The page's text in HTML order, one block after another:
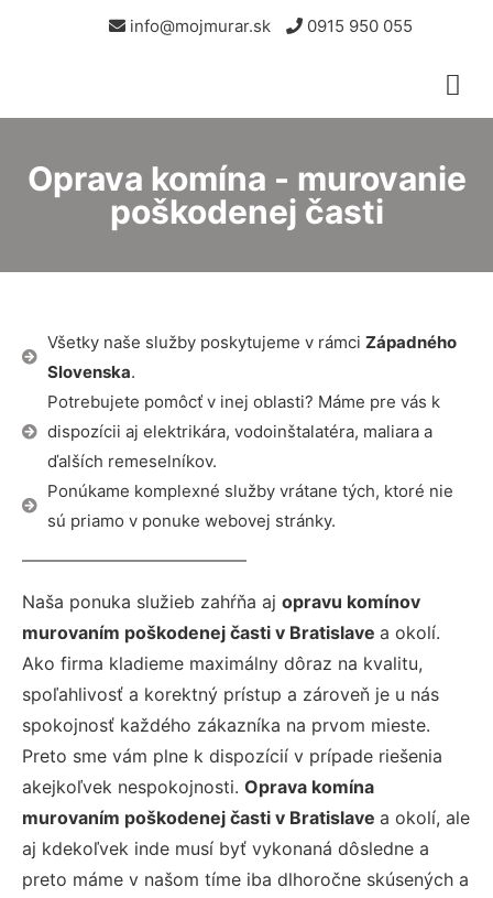
info@mojmurar.sk 0915 950 055
Oprava komína - murovanie
poškodenej časti
Všetky naše služby poskytujeme v rámci Západného
Slovenska.
Potrebujete pomôcť v inej oblasti? Máme pre vás k
dispozícii aj elektrikára, vodoinštalatéra, maliara a
ďalších remeselníkov.
Ponúkame komplexné služby vrátane tých, ktoré nie
sú priamo v ponuke webovej stránky.
Naša ponuka služieb zahŕňa aj opravu komínov
murovaním poškodenej časti v Bratislave a okolí.
Ako firma kladieme maximálny dôraz na kvalitu,
spoľahlivosť a korektný prístup a zároveň je u nás
spokojnosť každého zákazníka na prvom mieste.
Preto sme vám plne k dispozícií v prípade riešenia
akejkoľvek nespokojnosti. Oprava komína
murovaním poškodenej časti v Bratislave a okolí, ale
aj kdekoľvek inde musí byť vykonaná dôsledne a
preto máme v našom tíme iba dlhoročne skúsených a